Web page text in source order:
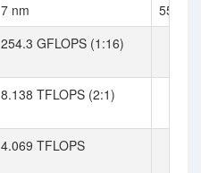
7 nm
55 nm
254.3 GFLOPS (1:16)
8.138 TFLOPS (2:1)
4.069 TFLOPS